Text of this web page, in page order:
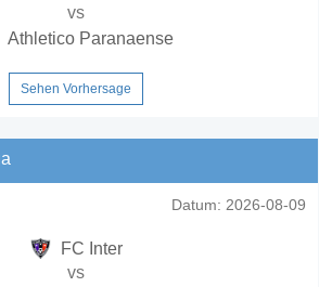
vs
Athletico Paranaense
Sehen Vorhersage
Datum: 2026-08-09
FC Inter
vs